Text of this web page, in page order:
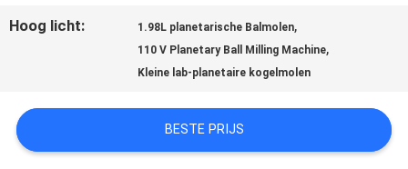
OM EEN
SITEMAP
Hoog licht: 1.98L planetarische Balmolen,
110 V Planetary Ball Milling Machine,
Kleine lab-planetaire kogelmolen
BESTE PRIJS